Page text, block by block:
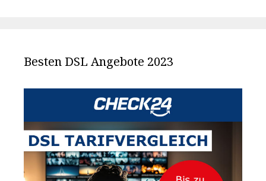
Besten DSL Angebote 2023